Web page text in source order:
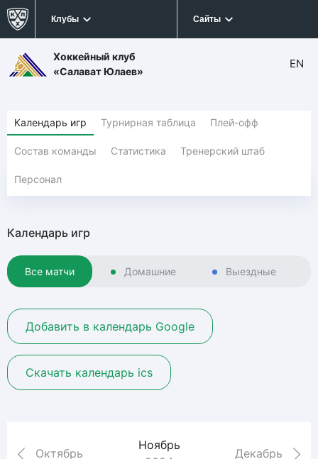
Клубы Сайты
Хоккейный клуб
«Салават Юлаев»
EN
Календарь игр Турнирная таблица Плей-офф
Состав команды Статистика Тренерский штаб
Персонал
Календарь игр
Все матчи Домашние Выездные
Добавить в календарь Google
Скачать календарь ics
Октябрь
Ноябрь
Декабрь